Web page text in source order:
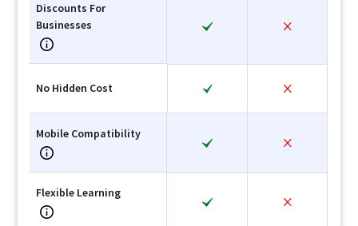
Discounts For
Businesses
No Hidden Cost
Mobile Compatibility
Flexible Learning